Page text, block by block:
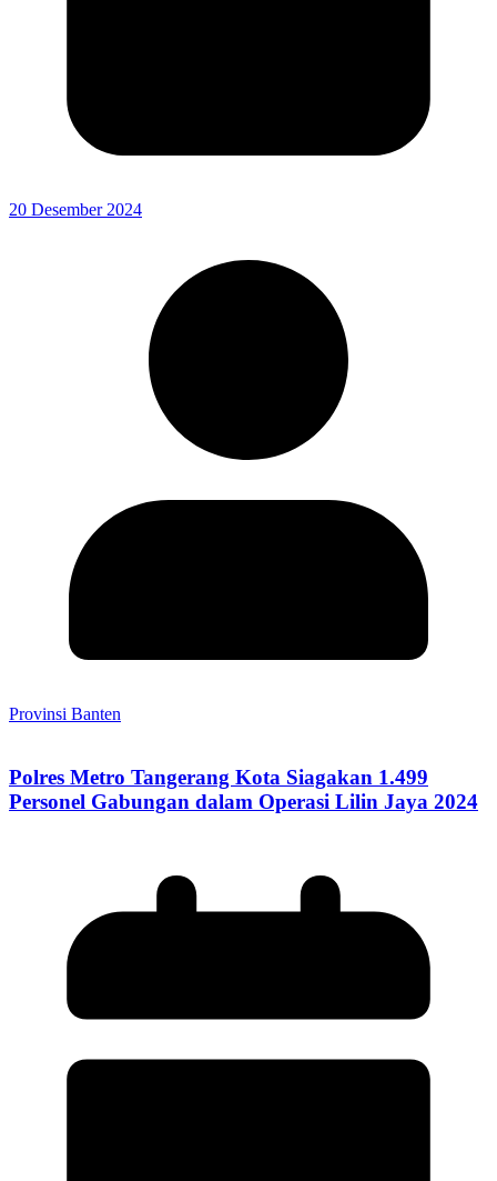
20 Desember 2024
Provinsi Banten
Polres Metro Tangerang Kota Siagakan 1.499
Personel Gabungan dalam Operasi Lilin Jaya 2024